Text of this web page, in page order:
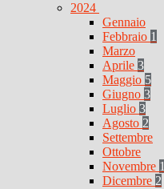
2024
Gennaio
Febbraio 1
Marzo
Aprile 3
Maggio 5
Giugno 3
Luglio 3
Agosto 2
Settembre
Ottobre
Novembre 1
Dicembre 2